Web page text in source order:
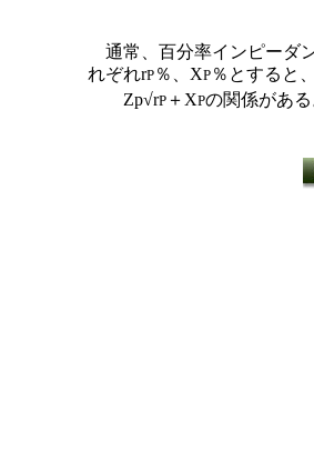
通常、百分率インピーダ
れぞれrP％、XP％とすると、
Zp√rP＋XPの関係がある